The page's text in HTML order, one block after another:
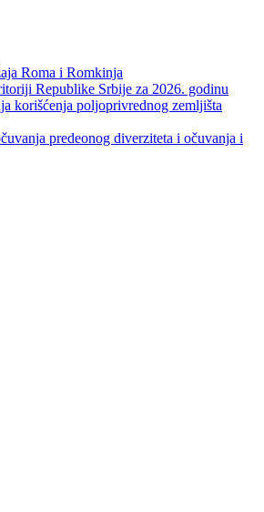
Roma i Romkinja
Republike Srbije za 2026. godinu
poljoprivrednog zemljišta
predeonog diverziteta i očuvanja i